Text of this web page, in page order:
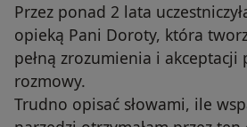
Przez ponad 2 lata
opieką Pani Doroty, która
pełną zrozumienia i akceptacji
rozmowy.
Trudno opisać słowami, ile